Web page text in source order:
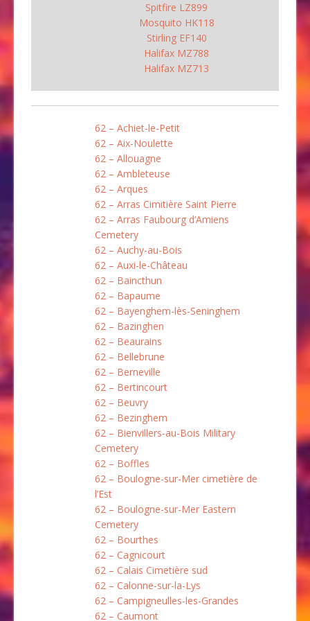
Spitfire LZ899
Mosquito HK118
Stirling EF140
Halifax MZ788
Halifax MZ713
62 – Achiet-le-Petit
62 – Aix-Noulette
62 – Allouagne
62 – Ambleteuse
62 – Arques
62 – Arras Cimitière Saint Pierre
62 – Arras Faubourg d’Amiens
Cemetery
62 – Auchy-au-Bois
62 – Auxi-le-Château
62 – Baincthun
62 – Bapaume
62 – Bayenghem-lès-Seninghem
62 – Bazinghen
62 – Beaurains
62 – Bellebrune
62 – Berneville
62 – Bertincourt
62 – Beuvry
62 – Bezinghem
62 – Bienvillers-au-Bois Military
Cemetery
62 – Boffles
62 – Boulogne-sur-Mer cimetière de
l’Est
62 – Boulogne-sur-Mer Eastern
Cemetery
62 – Bourthes
62 – Cagnicourt
62 – Calais Cimetière sud
62 – Calonne-sur-la-Lys
62 – Campigneulles-les-Grandes
62 – Caumont